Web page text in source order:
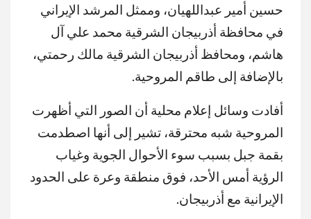
حسين أمير عبداللهيان، وممثل المرشد الإيراني
في محافظة أذربيجان الشرقية محمد علي آل
هاشم، ومحافظ أذربيجان الشرقية مالك رحمتي،
بالإضافة إلى طاقم المروحية.
أفادت وسائل إعلام محلية أن الصور التي أظهرت
المروحية شبه محترقة، تشير إلى أنها اصطدمت
بقمة جبل بسبب سوء الأحوال الجوية وغياب
الرؤية أمس الأحد، فوق منطقة وعرة على الحدود
الإيرانية مع أذربيجان.